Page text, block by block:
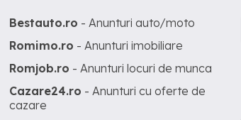
Bestauto.ro - Anunturi auto/moto
Romimo.ro - Anunturi imobiliare
Romjob.ro - Anunturi locuri de munca
Cazare24.ro - Anunturi cu oferte de
cazare